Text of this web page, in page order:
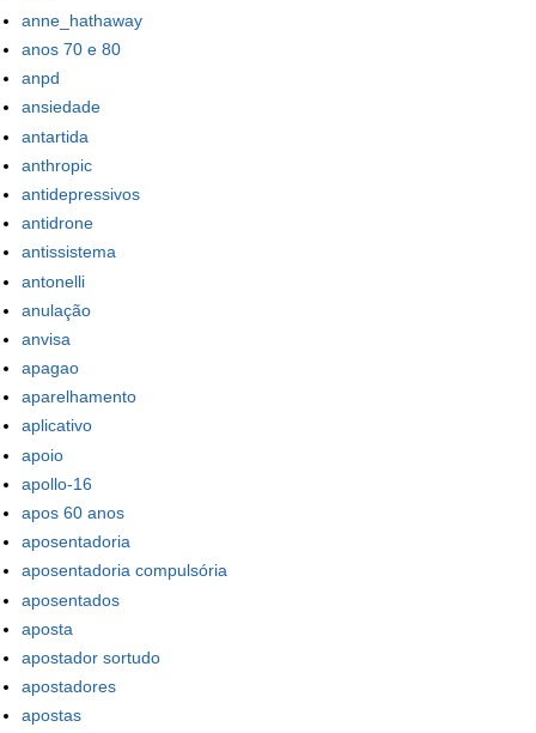
anne_hathaway
anos 70 e 80
anpd
ansiedade
antartida
anthropic
antidepressivos
antidrone
antissistema
antonelli
anulação
anvisa
apagao
aparelhamento
aplicativo
apoio
apollo-16
apos 60 anos
aposentadoria
aposentadoria compulsória
aposentados
aposta
apostador sortudo
apostadores
apostas